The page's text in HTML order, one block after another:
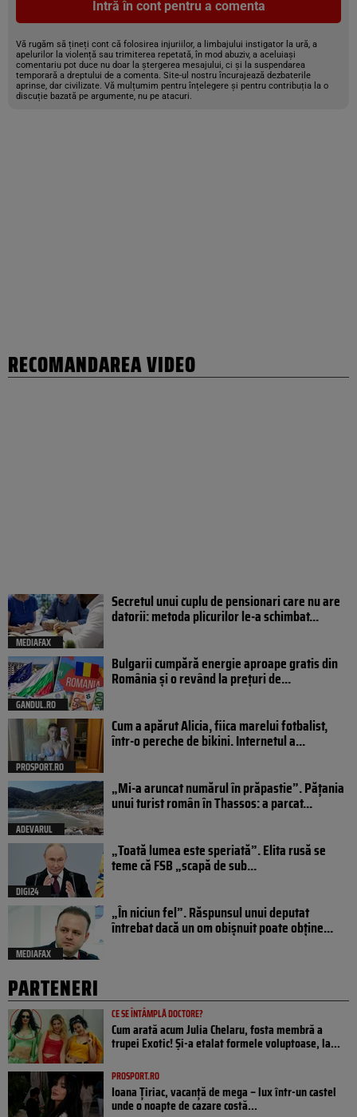
Intră în cont pentru a comenta
Vă rugăm să țineți cont că folosirea injuriilor, a limbajului instigator la ură, a
apelurilor la violență sau trimiterea repetată, în mod abuziv, a aceluiași
comentariu pot duce nu doar la ștergerea mesajului, ci și la suspendarea
temporară a dreptului de a comenta. Site-ul nostru încurajează dezbaterile
aprinse, dar civilizate. Vă mulțumim pentru înțelegere și pentru contribuția la o
discuție bazată pe argumente, nu pe atacuri.
RECOMANDAREA VIDEO
MEDIAFAX
Secretul unui cuplu de pensionari care nu are
datorii: metoda plicurilor le-a schimbat...
GANDUL.RO
Bulgarii cumpără energie aproape gratis din
România și o revând la prețuri de...
PROSPORT.RO
Cum a apărut Alicia, fiica marelui fotbalist,
într-o pereche de bikini. Internetul a...
ADEVARUL
„Mi-a aruncat numărul în prăpastie”. Pățania
unui turist român în Thassos: a parcat...
DIGI24
„Toată lumea este speriată”. Elita rusă se
teme că FSB „scapă de sub...
MEDIAFAX
„În niciun fel”. Răspunsul unui deputat
întrebat dacă un om obișnuit poate obține...
PARTENERI
CE SE ÎNTÂMPLĂ DOCTORE?
Cum arată acum Julia Chelaru, fosta membră a
trupei Exotic! Și-a etalat formele voluptoase, la...
PROSPORT.RO
Ioana Țiriac, vacanță de mega – lux într-un castel
unde o noapte de cazare costă...